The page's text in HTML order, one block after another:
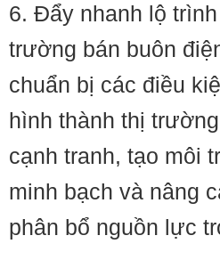
6. Đẩy nhanh lộ
trường bán buôn
chuẩn bị các điều
hình thành thị
cạnh tranh, tạo môi
minh bạch và nâng
phân bổ nguồn lực